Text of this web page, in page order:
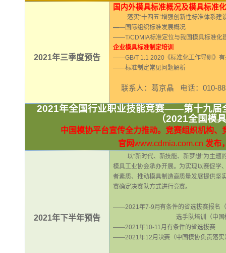
2021年三季度预告
国内外模具标准概况及模具标准
落实“十四五”增强创新性标准体系
——国际组织标准发展概况
——T/CDMIA标准定位与我国模具标准化
企业模具标准制定培训
——GB/T 1.1 2020《标准化工作导则》有
——标准制定常见问题解析
联系人：葛京晶 电话：010-
2021年全国行业职业技能竞赛——第十九届
（2021全国模
中国模协平台宣传全力推动。竞赛组织机构
官网www.cdmia.com.cn 发布
2021年下半年预告
以“新时代、新技能、新梦想”为主题
模具工业协会承办开展。为实现以赛促学
者素质、推动模具制造高质量发展提供坚
赛确定决赛队方式进行竞赛。
——2021年7-9月有条件的省选拔赛报名
选手队培训（中
——2021年10-11月有条件的省选拔赛
——2021年12月决赛（中国模协负责落实